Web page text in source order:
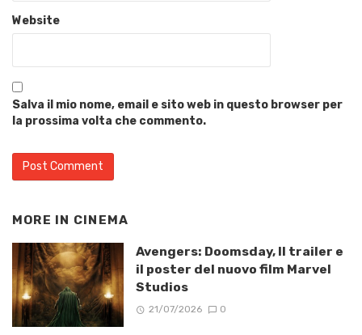
Website
Salva il mio nome, email e sito web in questo browser per
la prossima volta che commento.
MORE IN CINEMA
Avengers: Doomsday, Il trailer e
il poster del nuovo film Marvel
Studios
21/07/2026 0